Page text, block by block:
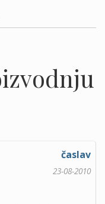
časlav
23-08-2010